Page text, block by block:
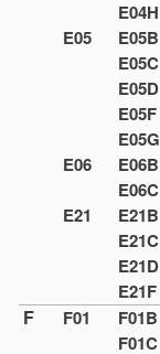
E04H
E05 E05B
E05C
E05D
E05F
E05G
E06 E06B
E06C
E21 E21B
E21C
E21D
E21F
F F01 F01B
F01C